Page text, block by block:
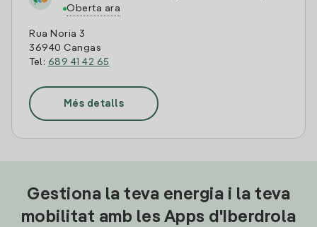
Oberta ara
Rua Noria 3
36940 Cangas
Tel: 689 41 42 65
Més detalls
Gestiona la teva energia i la teva
mobilitat amb les Apps d'Iberdrola